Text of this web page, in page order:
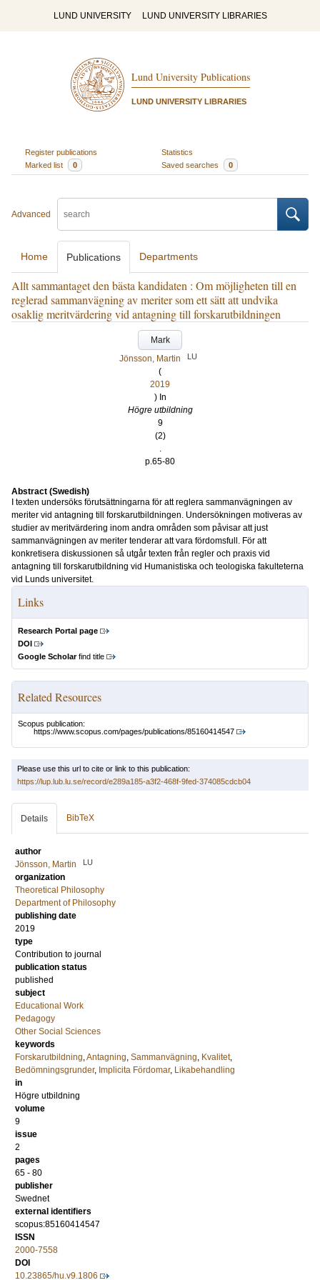
LUND UNIVERSITY LUND UNIVERSITY LIBRARIES
Lund University Publications
LUND UNIVERSITY LIBRARIES
Register publications
Statistics
Marked list
0 Saved searches 0
Advanced
Home Publications Departments
Allt sammantaget den bästa kandidaten : Om möjligheten till en
reglerad sammanvägning av meriter som ett sätt att undvika
osaklig meritvärdering vid antagning till forskarutbildningen
Mark
Jönsson, Martin
LU
(
2019
) In
Högre utbildning
9
(2)
.
p.65-80
Abstract (Swedish)
I texten undersöks förutsättningarna för att reglera sammanvägningen av
meriter vid antagning till forskarutbildningen. Undersökningen motiveras av
studier av meritvärdering inom andra områden som påvisar att just
sammanvägningen av meriter tenderar att vara fördomsfull. För att
konkretisera diskussionen så utgår texten från regler och praxis vid
antagning till forskarutbildning vid Humanistiska och teologiska fakulteterna
vid Lunds universitet.
Links
Research Portal page
DOI
Google Scholarfind title
Related Resources
Scopus publication:
https://www.scopus.com/pages/publications/85160414547
Please use this url to cite or link to this publication:
https://lup.lub.lu.se/record/e289a185-a3f2-468f-9fed-374085cdcb04
Details BibTeX
author
Jönsson, Martin
LU
organization
Theoretical Philosophy
Department of Philosophy
publishing date
2019
type
Contribution to journal
publication status
published
subject
Educational Work
Pedagogy
Other Social Sciences
keywords
Forskarutbildning,Antagning, Sammanvägning, Kvalitet,
Bedömningsgrunder, Implicita Fördomar, Likabehandling
in
Högre utbildning
volume
9
issue
2
pages
65 - 80
publisher
Swednet
external identifiers
scopus:85160414547
ISSN
2000-7558
DOI
10.23865/hu.v9.1806